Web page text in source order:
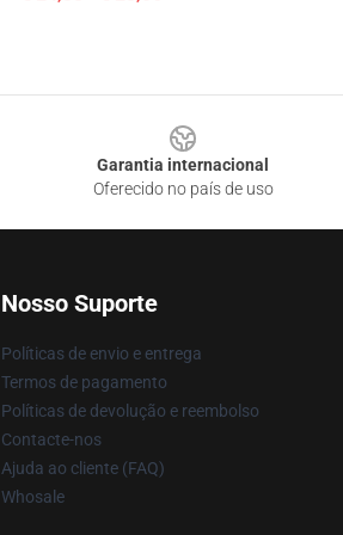
Garantia internacional
Oferecido no país de uso
Nosso Suporte
Políticas de envio e entrega
Termos de pagamento
Políticas de devolução e reembolso
Contacte-nos
Ajuda ao cliente (FAQ)
Whosale